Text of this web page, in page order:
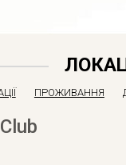
ПРОЖИВАННЯ